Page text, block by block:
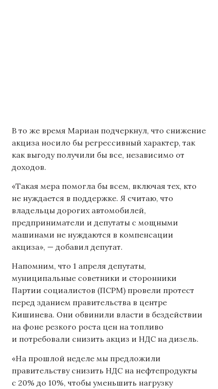
В то же время Мариан подчеркнул, что снижение
акциза носило бы регрессивный характер, так
как выгоду получили бы все, независимо от
доходов.
«Такая мера помогла бы всем, включая тех, кто
не нуждается в поддержке. Я считаю, что
владельцы дорогих автомобилей,
предприниматели и депутаты с мощными
машинами не нуждаются в компенсации
акциза», — добавил депутат.
Напомним, что 1 апреля депутаты,
муниципальные советники и сторонники
Партии социалистов (ПСРМ) провели протест
перед зданием правительства в центре
Кишинева. Они обвинили власти в бездействии
на фоне резкого роста цен на топливо
и потребовали снизить акциз и НДС на дизель.
«На прошлой неделе мы предложили
правительству снизить НДС на нефтепродукты
с 20% до 10%, чтобы уменьшить нагрузку